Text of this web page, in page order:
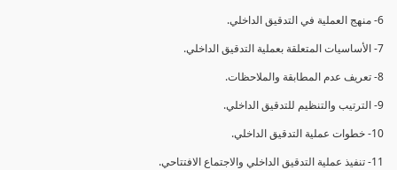
6- منهج العملية في التدقيق الداخلي.
7- الأساسيات المتعلقة بعملية التدقيق الداخلي.
8- تعريف عدم المطابقة والملاحظات.
9- الترتيب والتنظيم للتدقيق الداخلي.
10- خطوات عملية التدقيق الداخلي.
11- تنفيذ عملية التدقيق الداخلي والاجتماع الافتتاحي.